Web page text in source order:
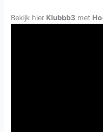
Bekijk hier Klubbb3 met